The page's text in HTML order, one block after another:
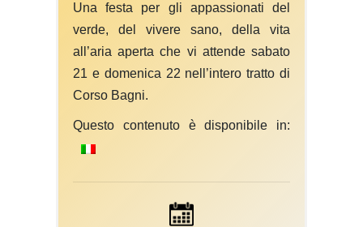
Una festa per gli appassionati del
verde, del vivere sano, della vita
all’aria aperta che vi attende sabato
21 e domenica 22 nell’intero tratto di
Corso Bagni.
Questo contenuto è disponibile in: